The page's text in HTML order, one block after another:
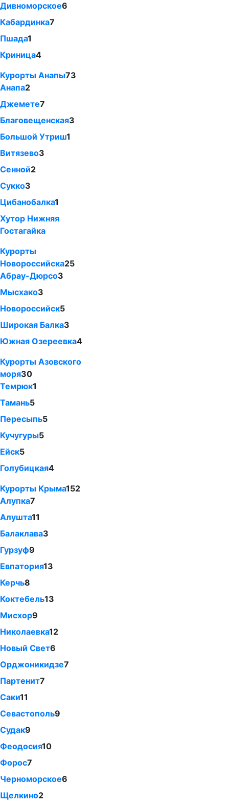
Дивноморское6
Кабардинка7
Пшада1
Криница4
Курорты Анапы73
Анапа2
Джемете7
Благовещенская3
Большой Утриш1
Витязево3
Сенной2
Сукко3
Цибанобалка1
Хутор Нижняя
Гостагайка
Курорты
Новороссийска25
Абрау-Дюрсо3
Мысхако3
Новороссийск5
Широкая Балка3
Южная Озереевка4
Курорты Азовского
моря30
Темрюк1
Тамань5
Пересыпь5
Кучугуры5
Ейск5
Голубицкая4
Курорты Крыма152
Алупка7
Алушта11
Балаклава3
Гурзуф9
Евпатория13
Керчь8
Коктебель13
Мисхор9
Николаевка12
Новый Свет6
Орджоникидзе7
Партенит7
Саки11
Севастополь9
Судак9
Феодосия10
Форос7
Черноморское6
Щелкино2